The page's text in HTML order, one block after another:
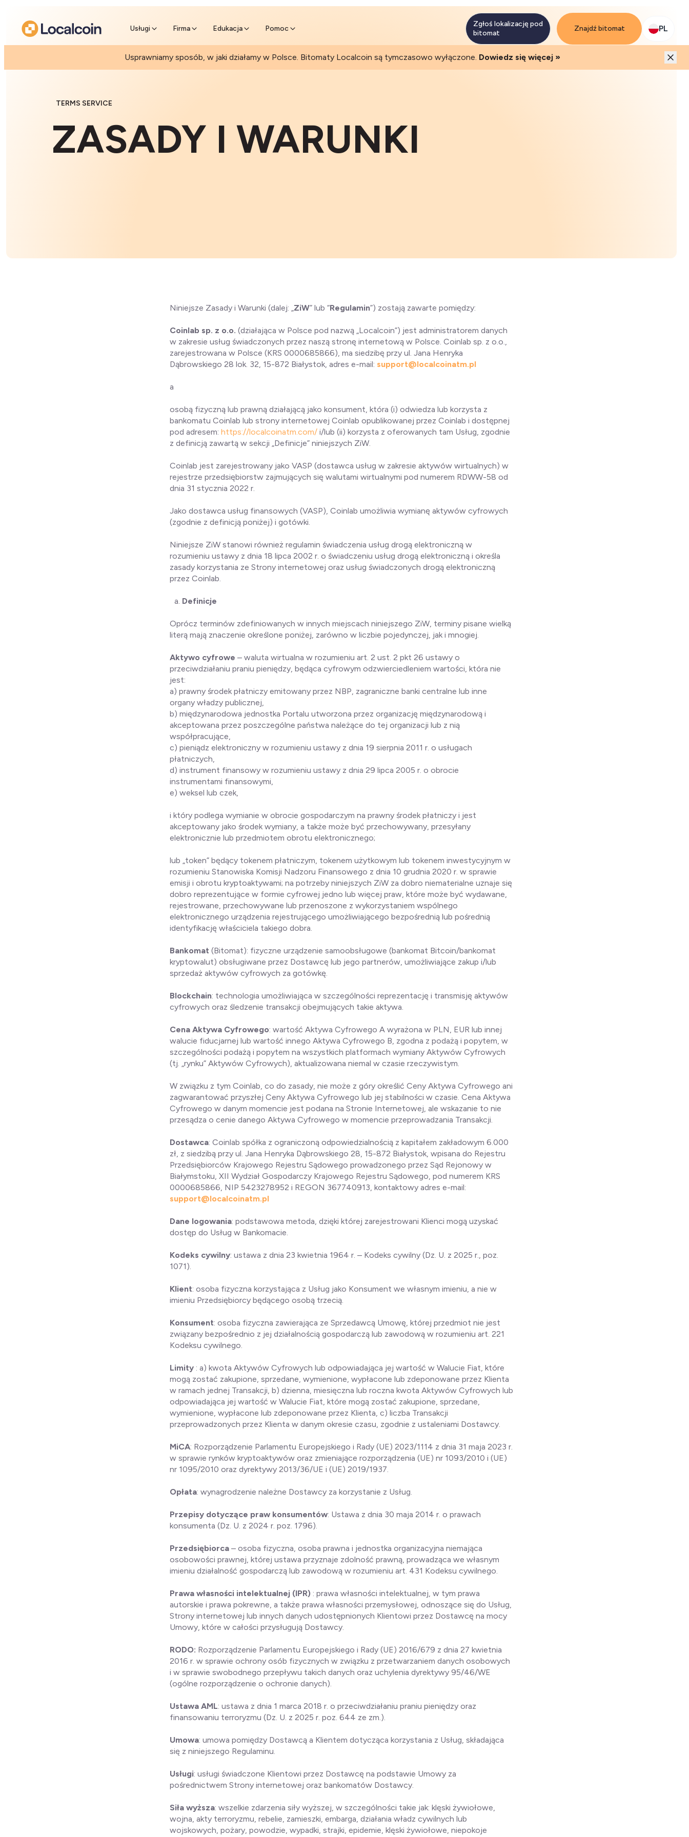
Usługi Firma Edukacja Pomoc
Pomiń kolejkę przy Bitomacie
Zgłoś lokalizację pod
bitomat
Znajdź bitomat PL
Usprawniamy sposób, w jaki działamy w Polsce. Bitomaty Localcoin są tymczasowo wyłączone. Dowiedz się więcej »
TERMS SERVICE
ZASADY I WARUNKI
Niniejsze Zasady i Warunki (dalej: „ZiW” lub “Regulamin”) zostają zawarte pomiędzy:
Coinlab sp. z o.o. (działająca w Polsce pod nazwą „Localcoin”) jest administratorem danych
w zakresie usług świadczonych przez naszą stronę internetową w Polsce. Coinlab sp. z o.o.,
zarejestrowana w Polsce (KRS 0000685866), ma siedzibę przy ul. Jana Henryka
Dąbrowskiego 28 lok. 32, 15-872 Białystok, adres e-mail: support@localcoinatm.pl
a
osobą fizyczną lub prawną działającą jako konsument, która (i) odwiedza lub korzysta z
bankomatu Coinlab lub strony internetowej Coinlab opublikowanej przez Coinlab i dostępnej
pod adresem: https://localcoinatm.com/ i/lub (ii) korzysta z oferowanych tam Usług, zgodnie
z definicją zawartą w sekcji „Definicje” niniejszych ZiW.
Coinlab jest zarejestrowany jako VASP (dostawca usług w zakresie aktywów wirtualnych) w
rejestrze przedsiębiorstw zajmujących się walutami wirtualnymi pod numerem RDWW-58 od
dnia 31 stycznia 2022 r.
Jako dostawca usług finansowych (VASP), Coinlab umożliwia wymianę aktywów cyfrowych
(zgodnie z definicją poniżej) i gotówki.
Niniejsze ZiW stanowi również regulamin świadczenia usług drogą elektroniczną w
rozumieniu ustawy z dnia 18 lipca 2002 r. o świadczeniu usług drogą elektroniczną i określa
zasady korzystania ze Strony internetowej oraz usług świadczonych drogą elektroniczną
przez Coinlab.
Definicje
Oprócz terminów zdefiniowanych w innych miejscach niniejszego ZiW, terminy pisane wielką
literą mają znaczenie określone poniżej, zarówno w liczbie pojedynczej, jak i mnogiej.
Aktywo cyfrowe – waluta wirtualna w rozumieniu art. 2 ust. 2 pkt 26 ustawy o
przeciwdziałaniu praniu pieniędzy, będąca cyfrowym odzwierciedleniem wartości, która nie
jest:
a) prawny środek płatniczy emitowany przez NBP, zagraniczne banki centralne lub inne
organy władzy publicznej,
b) międzynarodowa jednostka Portalu utworzona przez organizację międzynarodową i
akceptowana przez poszczególne państwa należące do tej organizacji lub z nią
współpracujące,
c) pieniądz elektroniczny w rozumieniu ustawy z dnia 19 sierpnia 2011 r. o usługach
płatniczych,
d) instrument finansowy w rozumieniu ustawy z dnia 29 lipca 2005 r. o obrocie
instrumentami finansowymi,
e) weksel lub czek,
i który podlega wymianie w obrocie gospodarczym na prawny środek płatniczy i jest
akceptowany jako środek wymiany, a także może być przechowywany, przesyłany
elektronicznie lub przedmiotem obrotu elektronicznego;
lub „token” będący tokenem płatniczym, tokenem użytkowym lub tokenem inwestycyjnym w
rozumieniu Stanowiska Komisji Nadzoru Finansowego z dnia 10 grudnia 2020 r. w sprawie
emisji i obrotu kryptoaktywami; na potrzeby niniejszych ZiW za dobro niematerialne uznaje się
dobro reprezentujące w formie cyfrowej jedno lub więcej praw, które może być wydawane,
rejestrowane, przechowywane lub przenoszone z wykorzystaniem wspólnego
elektronicznego urządzenia rejestrującego umożliwiającego bezpośrednią lub pośrednią
identyfikację właściciela takiego dobra.
Bankomat (Bitomat): fizyczne urządzenie samoobsługowe (bankomat Bitcoin/bankomat
kryptowalut) obsługiwane przez Dostawcę lub jego partnerów, umożliwiające zakup i/lub
sprzedaż aktywów cyfrowych za gotówkę.
Blockchain: technologia umożliwiająca w szczególności reprezentację i transmisję aktywów
cyfrowych oraz śledzenie transakcji obejmujących takie aktywa.
Cena Aktywa Cyfrowego: wartość Aktywa Cyfrowego A wyrażona w PLN, EUR lub innej
walucie fiducjarnej lub wartość innego Aktywa Cyfrowego B, zgodna z podażą i popytem, w
szczególności podażą i popytem na wszystkich platformach wymiany Aktywów Cyfrowych
(tj. „rynku” Aktywów Cyfrowych), aktualizowana niemal w czasie rzeczywistym.
W związku z tym Coinlab, co do zasady, nie może z góry określić Ceny Aktywa Cyfrowego ani
zagwarantować przyszłej Ceny Aktywa Cyfrowego lub jej stabilności w czasie. Cena Aktywa
Cyfrowego w danym momencie jest podana na Stronie Internetowej, ale wskazanie to nie
przesądza o cenie danego Aktywa Cyfrowego w momencie przeprowadzania Transakcji.
Dostawca: Coinlab spółka z ograniczoną odpowiedzialnością z kapitałem zakładowym 6.000
zł, z siedzibą przy ul. Jana Henryka Dąbrowskiego 28, 15-872 Białystok, wpisana do Rejestru
Przedsiębiorców Krajowego Rejestru Sądowego prowadzonego przez Sąd Rejonowy w
Białymstoku, XII Wydział Gospodarczy Krajowego Rejestru Sądowego, pod numerem KRS
0000685866, NIP 5423278952 i REGON 367740913, kontaktowy adres e-mail:
support@localcoinatm.pl
Dane logowania: podstawowa metoda, dzięki której zarejestrowani Klienci mogą uzyskać
dostęp do Usług w Bankomacie.
Kodeks cywilny: ustawa z dnia 23 kwietnia 1964 r. – Kodeks cywilny (Dz. U. z 2025 r., poz.
1071).
Klient: osoba fizyczna korzystająca z Usług jako Konsument we własnym imieniu, a nie w
imieniu Przedsiębiorcy będącego osobą trzecią.
Konsument: osoba fizyczna zawierająca ze Sprzedawcą Umowę, której przedmiot nie jest
związany bezpośrednio z jej działalnością gospodarczą lub zawodową w rozumieniu art. 221
Kodeksu cywilnego.
Limity : a) kwota Aktywów Cyfrowych lub odpowiadająca jej wartość w Walucie Fiat, które
mogą zostać zakupione, sprzedane, wymienione, wypłacone lub zdeponowane przez Klienta
w ramach jednej Transakcji, b) dzienna, miesięczna lub roczna kwota Aktywów Cyfrowych lub
odpowiadająca jej wartość w Walucie Fiat, które mogą zostać zakupione, sprzedane,
wymienione, wypłacone lub zdeponowane przez Klienta, c) liczba Transakcji
przeprowadzonych przez Klienta w danym okresie czasu, zgodnie z ustaleniami Dostawcy.
MiCA: Rozporządzenie Parlamentu Europejskiego i Rady (UE) 2023/1114 z dnia 31 maja 2023 r.
w sprawie rynków kryptoaktywów oraz zmieniające rozporządzenia (UE) nr 1093/2010 i (UE)
nr 1095/2010 oraz dyrektywy 2013/36/UE i (UE) 2019/1937.
Opłata: wynagrodzenie należne Dostawcy za korzystanie z Usług.
Przepisy dotyczące praw konsumentów: Ustawa z dnia 30 maja 2014 r. o prawach
konsumenta (Dz. U. z 2024 r. poz. 1796).
Przedsiębiorca – osoba fizyczna, osoba prawna i jednostka organizacyjna niemająca
osobowości prawnej, której ustawa przyznaje zdolność prawną, prowadząca we własnym
imieniu działalność gospodarczą lub zawodową w rozumieniu art. 431 Kodeksu cywilnego.
Prawa własności intelektualnej (IPR) : prawa własności intelektualnej, w tym prawa
autorskie i prawa pokrewne, a także prawa własności przemysłowej, odnoszące się do Usług,
Strony internetowej lub innych danych udostępnionych Klientowi przez Dostawcę na mocy
Umowy, które w całości przysługują Dostawcy.
RODO: Rozporządzenie Parlamentu Europejskiego i Rady (UE) 2016/679 z dnia 27 kwietnia
2016 r. w sprawie ochrony osób fizycznych w związku z przetwarzaniem danych osobowych
i w sprawie swobodnego przepływu takich danych oraz uchylenia dyrektywy 95/46/WE
(ogólne rozporządzenie o ochronie danych).
Ustawa AML: ustawa z dnia 1 marca 2018 r. o przeciwdziałaniu praniu pieniędzy oraz
finansowaniu terroryzmu (Dz. U. z 2025 r. poz. 644 ze zm.).
Umowa: umowa pomiędzy Dostawcą a Klientem dotycząca korzystania z Usług, składająca
się z niniejszego Regulaminu.
Usługi: usługi świadczone Klientowi przez Dostawcę na podstawie Umowy za
pośrednictwem Strony internetowej oraz bankomatów Dostawcy.
Siła wyższa: wszelkie zdarzenia siły wyższej, w szczególności takie jak: klęski żywiołowe,
wojna, akty terroryzmu, rebelie, zamieszki, embarga, działania władz cywilnych lub
wojskowych, pożary, powodzie, wypadki, strajki, epidemie, klęski żywiołowe, niepokoje